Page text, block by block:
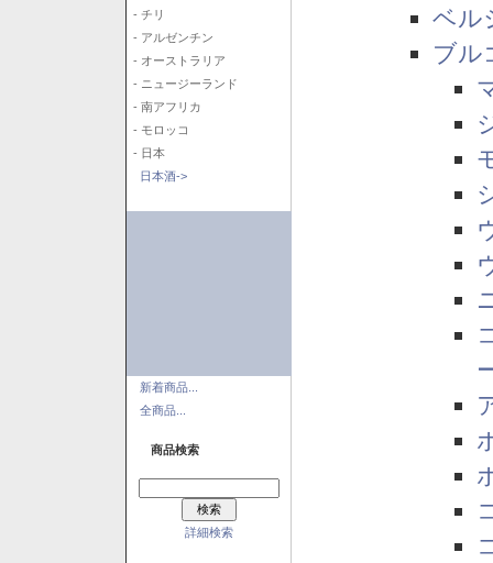
- チリ
- アルゼンチン
- オーストラリア
- ニュージーランド
- 南アフリカ
- モロッコ
- 日本
日本酒->
新着商品...
全商品...
商品検索
詳細検索
ベル
ブル